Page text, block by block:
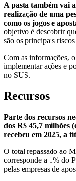
A pasta também vai
realização de uma
como os jogos e
objetivo é descobrir
são os principais
Com as informações,
implementar ações e
no SUS.
Recursos
Parte dos recursos
dos R$ 45,7 milhões
recebeu em 2025, a
O total repassado ao
corresponde a 1% do
pelas empresas de